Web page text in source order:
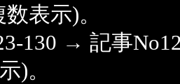
表示)。
130 → 記事
)。